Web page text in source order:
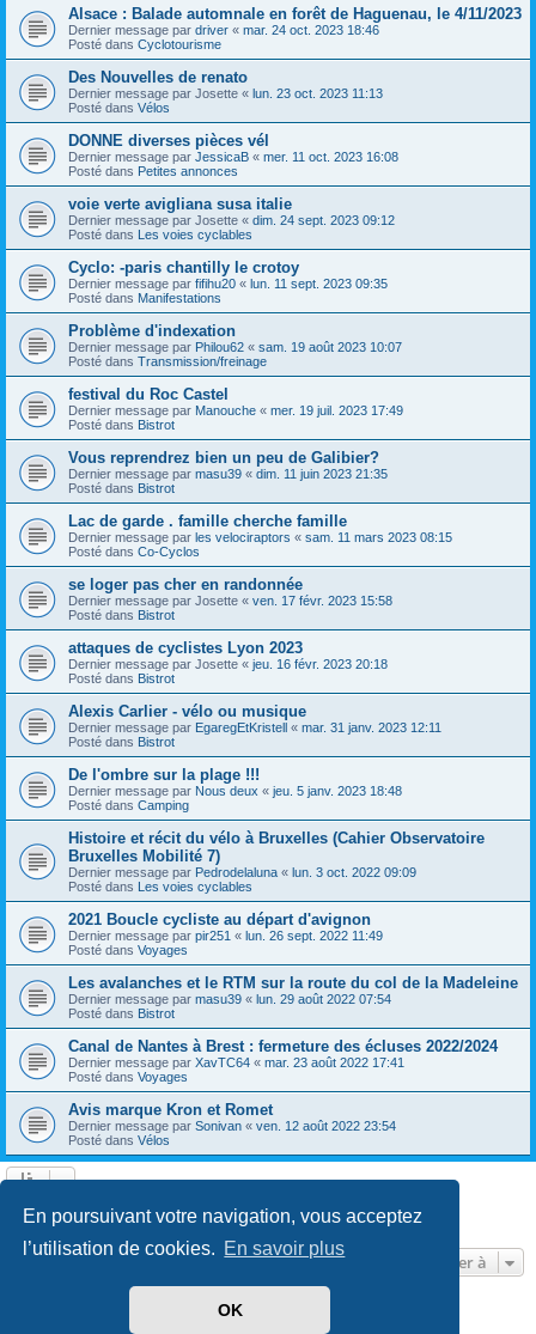
En poursuivant votre navigation, vous acceptez
l’utilisation de cookies. En savoir plus
OK
Alsace : Balade automnale en forêt de Haguenau, le 4/11/2023
Dernier message par driver « mar. 24 oct. 2023 18:46
Posté dans Cyclotourisme
Des Nouvelles de renato
Dernier message par Josette « lun. 23 oct. 2023 11:13
Posté dans Vélos
DONNE diverses pièces vél
Dernier message par JessicaB « mer. 11 oct. 2023 16:08
Posté dans Petites annonces
voie verte avigliana susa italie
Dernier message par Josette « dim. 24 sept. 2023 09:12
Posté dans Les voies cyclables
Cyclo: -paris chantilly le crotoy
Dernier message par fifihu20 « lun. 11 sept. 2023 09:35
Posté dans Manifestations
Problème d'indexation
Dernier message par Philou62 « sam. 19 août 2023 10:07
Posté dans Transmission/freinage
festival du Roc Castel
Dernier message par Manouche « mer. 19 juil. 2023 17:49
Posté dans Bistrot
Vous reprendrez bien un peu de Galibier?
Dernier message par masu39 « dim. 11 juin 2023 21:35
Posté dans Bistrot
Lac de garde . famille cherche famille
Dernier message par les velociraptors « sam. 11 mars 2023 08:15
Posté dans Co-Cyclos
se loger pas cher en randonnée
Dernier message par Josette « ven. 17 févr. 2023 15:58
Posté dans Bistrot
attaques de cyclistes Lyon 2023
Dernier message par Josette « jeu. 16 févr. 2023 20:18
Posté dans Bistrot
Alexis Carlier - vélo ou musique
Dernier message par EgaregEtKristell « mar. 31 janv. 2023 12:11
Posté dans Bistrot
De l'ombre sur la plage !!!
Dernier message par Nous deux « jeu. 5 janv. 2023 18:48
Posté dans Camping
Histoire et récit du vélo à Bruxelles (Cahier Observatoire
Bruxelles Mobilité 7)
Dernier message par Pedrodelaluna « lun. 3 oct. 2022 09:09
Posté dans Les voies cyclables
2021 Boucle cycliste au départ d'avignon
Dernier message par pir251 « lun. 26 sept. 2022 11:49
Posté dans Voyages
Les avalanches et le RTM sur la route du col de la Madeleine
Dernier message par masu39 « lun. 29 août 2022 07:54
Posté dans Bistrot
Canal de Nantes à Brest : fermeture des écluses 2022/2024
Dernier message par XavTC64 « mar. 23 août 2022 17:41
Posté dans Voyages
Avis marque Kron et Romet
Dernier message par Sonivan « ven. 12 août 2022 23:54
Posté dans Vélos
602 résultats trouvés Page1sur13
1 2 3 4 5 … 13
Aller à
phpBB ® Forum Software © phpBB Limited
phpBB-fr.com